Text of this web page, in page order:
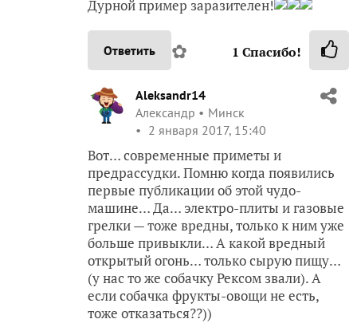
Дурной пример заразителен!
Ответить ✿ 1 Спасибо!
Aleksandr14
Александр
Минск
2 января 2017, 15:40
Вот… современные приметы и
предрассудки. Помню когда появились
первые публикации об этой чудо-
машине… Да… электро-плиты и газовые
грелки — тоже вредны, только к ним уже
больше привыкли… А какой вредный
открытый огонь… только сырую пищу…
(у нас то же собачку Рексом звали). А
если собачка фрукты-овощи не есть,
тоже отказаться??))